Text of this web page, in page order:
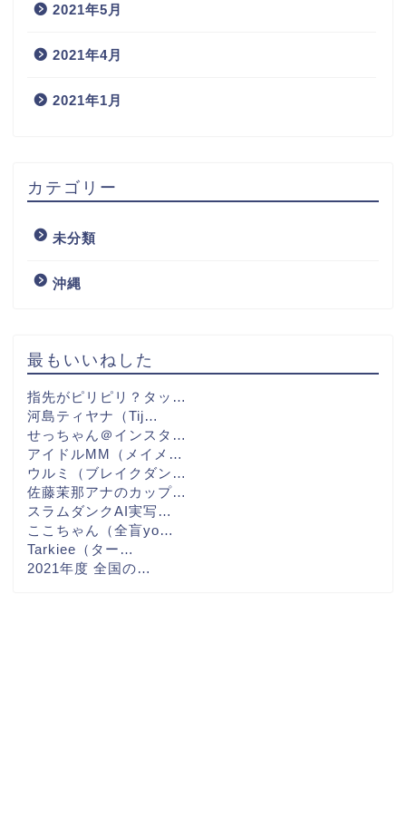
2021年5月
2021年4月
2021年1月
カテゴリー
未分類
沖縄
最もいいねした
指先がピリピリ？タッ…
河島ティヤナ（Tij…
せっちゃん＠インスタ…
アイドルMM（メイメ…
ウルミ（ブレイクダン…
佐藤茉那アナのカップ…
スラムダンクAI実写…
ここちゃん（全盲yo…
Tarkiee（ター…
2021年度 全国の…